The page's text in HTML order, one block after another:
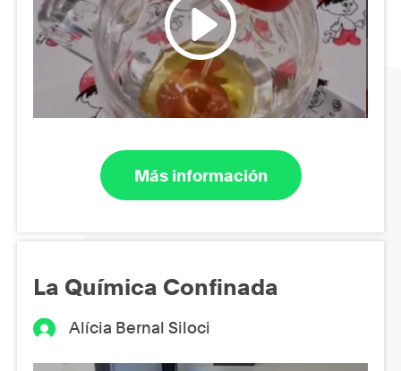
Más información
La Química Confinada
Alícia Bernal Siloci